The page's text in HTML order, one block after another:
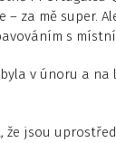
za mě super.
s
v únoru a
jsou